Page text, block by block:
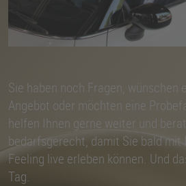
Sie haben noch Fragen, wünschen
Angebot oder möchten eine
helfen Ihnen gerne weiter und
bedarfsgerecht, damit Sie bald mit
Feeling live erleben können. Und
Tag.